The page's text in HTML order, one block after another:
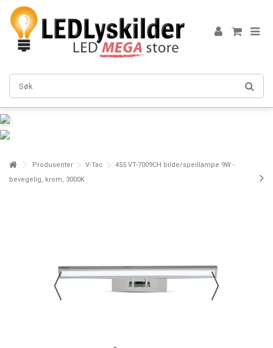
Produsenter V-Tac
455 VT-7009CH bilde/speillampe 9W -
bevegelig, krom, 3000K